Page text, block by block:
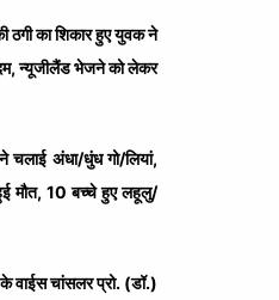
का शिकार हुए युवक ने
न्यूजीलैंड भेजने को लेकर
अंधा/धुंध गो/लियां,
मौत, 10 बच्चे हुए लहूलु/
के वाईस चांसलर प्रो. (डॉ.)